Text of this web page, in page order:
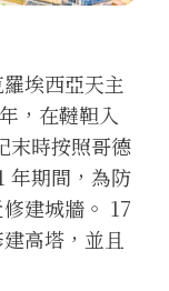
埃西亞天主
，在韃靼入
末時按照哥德
年期間，為防
建城牆。 17
高塔，並且